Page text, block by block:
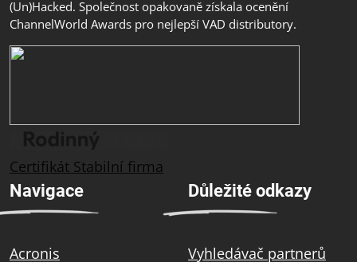
(Un)Hacked. Společnost opakovaně získala ocenění
ChannelWorld Awards pro nejlepší VAD distributory.
Certifikát Stabilní firma
Navigace
Acronis
Důležité odkazy
Vyhledávač partnerů